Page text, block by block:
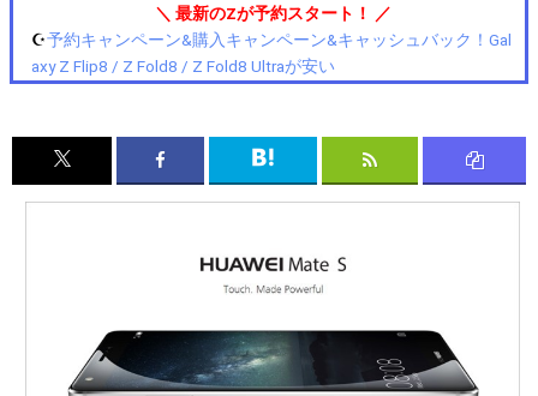
＼ 最新のZが予約スタート！ ／
☪️予約キャンペーン&購入キャンペーン&キャッシュバック！Gal
axy Z Flip8 / Z Fold8 / Z Fold8 Ultraが安い